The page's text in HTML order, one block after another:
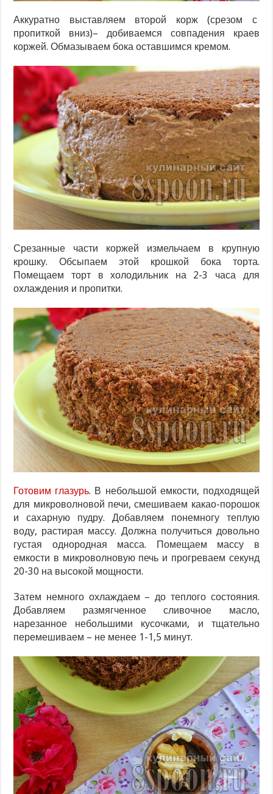
Аккуратно выставляем второй корж (срезом с
пропиткой вниз)– добиваемся совпадения краев
коржей. Обмазываем бока оставшимся кремом.
Срезанные части коржей измельчаем в крупную
крошку. Обсыпаем этой крошкой бока торта.
Помещаем торт в холодильник на 2-3 часа для
охлаждения и пропитки.
Готовим глазурь. В небольшой емкости, подходящей
для микроволновой печи, смешиваем какао-порошок
и сахарную пудру. Добавляем понемногу теплую
воду, растирая массу. Должна получиться довольно
густая однородная масса. Помещаем массу в
емкости в микроволновую печь и прогреваем секунд
20-30 на высокой мощности.
Затем немного охлаждаем – до теплого состояния.
Добавляем размягченное сливочное масло,
нарезанное небольшими кусочками, и тщательно
перемешиваем – не менее 1-1,5 минут.